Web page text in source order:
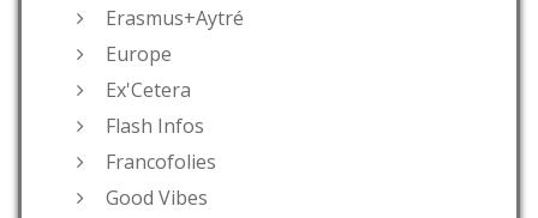
Erasmus+Aytré
Europe
Ex'Cetera
Flash Infos
Francofolies
Good Vibes